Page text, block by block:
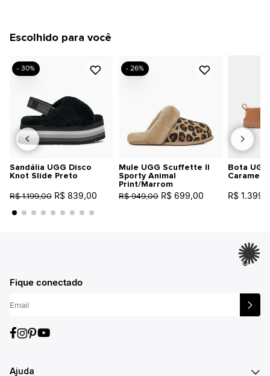
Escolhido para você
Sandália UGG Disco
Knot Slide Preto
R$ 1.199,00 R$ 839,00
- 30%
Mule UGG Scuffette II
Sporty Animal
Print/Marrom
R$ 949,00 R$ 699,00
- 26%
Bota
Caramelo
R$
®
Fique conectado
Ajuda